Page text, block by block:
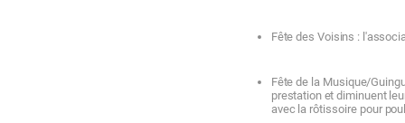
Fête des Voisins :
Fête de la Musique/
prestation et diminuent
avec la rôtissoire pour